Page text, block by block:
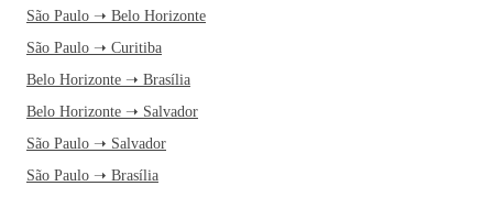
São Paulo ➝ Belo Horizonte
São Paulo ➝ Curitiba
Belo Horizonte ➝ Brasília
Belo Horizonte ➝ Salvador
São Paulo ➝ Salvador
São Paulo ➝ Brasília